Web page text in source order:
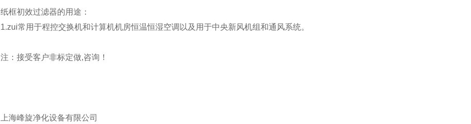
纸框初效过滤器的用途：
1.zui常用于程控交换机和计算机机房恒温恒湿空调以及用于中央新风机组和通风系统。
注：接受客户非标定做,咨询！
上海峰旋净化设备有限公司